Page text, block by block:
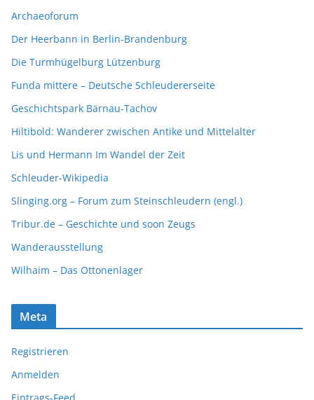
Archaeoforum
Der Heerbann in Berlin-Brandenburg
Die Turmhügelburg Lützenburg
Funda mittere – Deutsche Schleudererseite
Geschichtspark Bärnau-Tachov
Hiltibold: Wanderer zwischen Antike und Mittelalter
Lis und Hermann Im Wandel der Zeit
Schleuder-Wikipedia
Slinging.org – Forum zum Steinschleudern (engl.)
Tribur.de – Geschichte und soon Zeugs
Wanderausstellung
Wilhaim – Das Ottonenlager
Meta
Registrieren
Anmelden